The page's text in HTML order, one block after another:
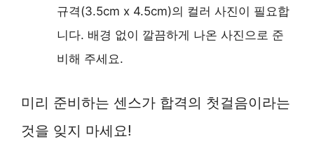
규격(3.5cm x 4.5cm)의 컬러 사진이 필요합
니다. 배경 없이 깔끔하게 나온 사진으로 준
비해 주세요.
미리 준비하는 센스가 합격의 첫걸음이라는
것을 잊지 마세요!